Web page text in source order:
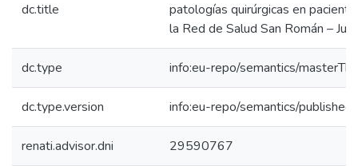
dc.title
patologías quirúrgicas en
la Red de Salud San Román –
dc.type info:eu-repo/semantics/
dc.type.version info:eu-repo/semantics/
renati.advisor.dni 29590767